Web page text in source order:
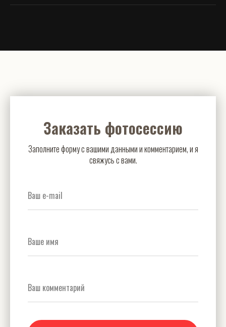
Заказать фотосессию
Заполните форму с вашими данными и комментарием, и я
свяжусь с вами.